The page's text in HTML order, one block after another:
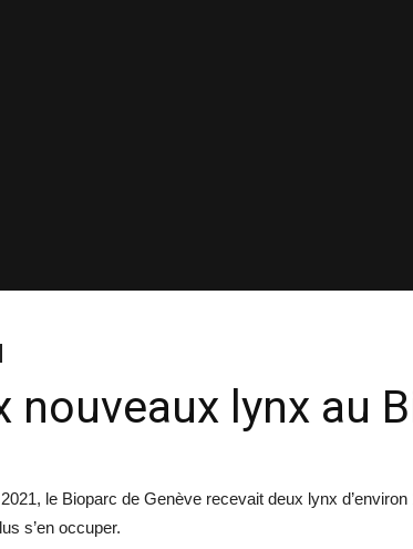
nouveaux lynx au
le Bioparc de Genève recevait deux lynx d’environ
s’en occuper.